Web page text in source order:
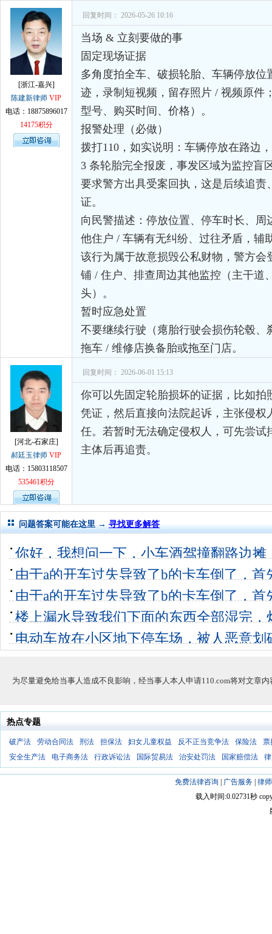
[浙江-嘉兴]
陈建新律师 VIP
电话：18875896017
14175积分
回复时间： 2026-05-26 10:16
当场 & 立刻要做的事
固定现场证据
多角度拍全车、破损轮胎、车辆停放位
迹，录制短视频，留存照片 / 视频原件
型号、购买时间、价格）。
报警处理（必做）
拨打110，如实说明：车辆停放在路边
3 条轮胎完全报废，事发区域为监控盲
要求警方出具受案回执，这是后续追责
证。
向民警描述：停放位置、停车时长、周
他住户 / 车辆有无纠纷、过往矛盾，辅
该行为属于故意损毁公私财物，警方会
铺 / 住户、排查周边其他监控（主干道
头）。
暂时应急处置
不要继续行驶（瘪胎行驶会损伤轮毂、
拖车 / 维修店换备胎或拖至门店。
[河北-石家庄]
郝廷玉律师 VIP
电话：15803118507
535461积分
回复时间： 2026-06-01 15:13
你可以先固定轮胎损坏的证据，比如拍
凭证，然后直接向法院起诉，主张侵权
任。若暂时无法确定侵权人，可先尝试
主体后再追责。
问题答案可能在这里 → 寻找更多解答
你好，我想问一下，小车酒驾撞翻路边
伤，摊子全 2个回答 0
由于a的开车过失导致了b的卡车倒了，
部报废损失 7个回答 0
由于a的开车过失导致了b的卡车倒了，
部报废损失 12个回答 0
楼上漏水导致我们下面的东西全部湿完
半的电器报 4个回答 0
电动车放在小区地下停车场，被人恶意
为尽量避免给当事人造成不良影响，经当事人本人申请110.com将对文章
热点专题
破产法 劳动合同法 刑法 担保法 妇女儿童权益 反不正当竞争法 保险法
票
安全生产法
电子商务法 行政诉讼法 国际贸易法 治安处罚法 国家赔偿法
免费法律咨询 广告服务| 律
载入时间:0.02731秒